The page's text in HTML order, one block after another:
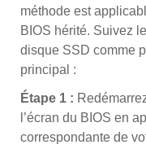
méthode est
BIOS hérité. Suivez
disque SSD comme
principal :
Étape 1 :
l’écran du BIOS en
correspondante de